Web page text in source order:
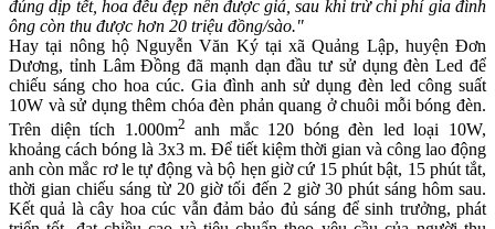
đúng dịp tết, hoa đều đẹp nên được giá, sau khi trừ chi phí gia đình
ông còn thu được hơn 20 triệu đồng/sào."
Hay tại nông hộ Nguyễn Văn Ký tại xã Quảng Lập, huyện Đơn
Dương, tỉnh Lâm Đồng đã mạnh dạn đầu tư sử dụng đèn Led để
chiếu sáng cho hoa cúc. Gia đình anh sử dụng đèn led công suất
10W và sử dụng thêm chóa đèn phản quang ở chuôi mỗi bóng đèn.
Trên diện tích 1.000m2 anh mắc 120 bóng đèn led loại 10W,
khoảng cách bóng là 3x3 m. Để tiết kiệm thời gian và công lao động
anh còn mắc rơ le tự động và bộ hẹn giờ cứ 15 phút bật, 15 phút tắt,
thời gian chiếu sáng từ 20 giờ tối đến 2 giờ 30 phút sáng hôm sau.
Kết quả là cây hoa cúc vẫn đảm bảo đủ sáng để sinh trưởng, phát